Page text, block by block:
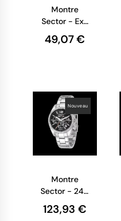
Montre
Sector - Ex-
7341 -
Chronographe
49,07 €
Nouveau
Montre
Sector - 240
-
Chronographe
123,93 €